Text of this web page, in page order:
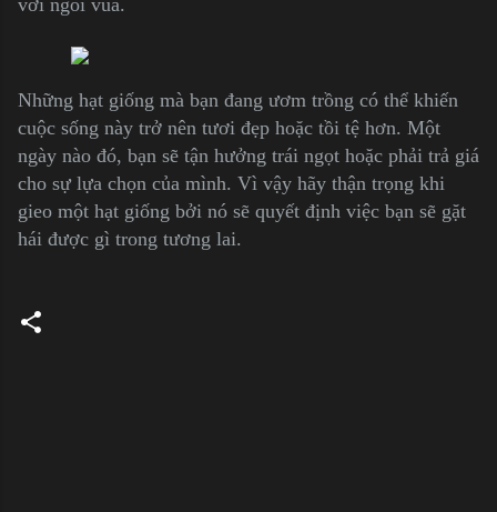
Những hạt giống mà bạn đang ươm trồng có thể khiến
cuộc sống này trở nên tươi đẹp hoặc tồi tệ hơn. Một
ngày nào đó, bạn sẽ tận hưởng trái ngọt hoặc phải trả giá
cho sự lựa chọn của mình. Vì vậy hãy thận trọng khi
gieo một hạt giống bởi nó sẽ quyết định việc bạn sẽ gặt
hái được gì trong tương lai.